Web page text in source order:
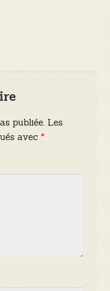
publiée. Les
avec*